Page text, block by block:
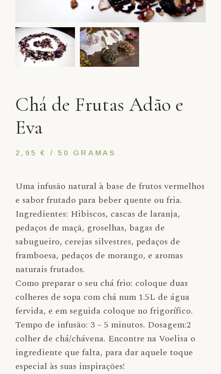
Chá de Frutas Adão e
Eva
2,95 € / 50 GRAMAS
Uma infusão natural à base de frutos vermelhos
e sabor frutado para beber quente ou fria.
Ingredientes: Hibiscos, cascas de laranja,
pedaços de maçã, groselhas, bagas de
sabugueiro, cerejas silvestres, pedaços de
framboesa, pedaços de morango, e aromas
naturais frutados.
Como preparar o seu chá frio: coloque duas
colheres de sopa com chá num 1.5L de água
fervida, e em seguida coloque no frigorífico.
Tempo de infusão: 3 – 5 minutos. Dosagem:2
colher de chá/chávena. Encontre na Voelisa o
ingrediente que falta, para dar aquele toque
especial às suas inspirações!